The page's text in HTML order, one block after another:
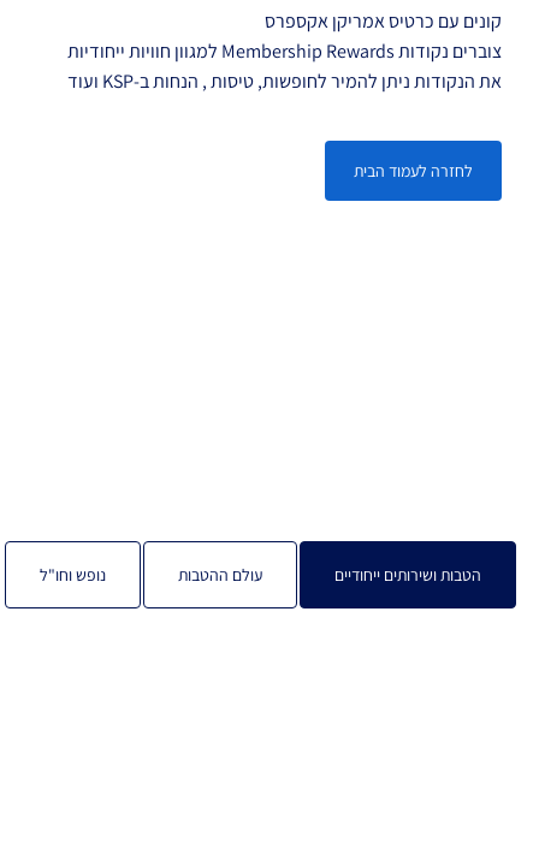
קונים עם כרטיס אמריקן אקספרס
צוברים נקודות Membership Rewards למגוון חוויות ייחודיות
את הנקודות ניתן להמיר לחופשות, טיסות , הנחות ב-KSP ועוד
לחזרה לעמוד הבית
הטבות ושירותים ייחודיים עולם ההטבות נופש וחו"ל